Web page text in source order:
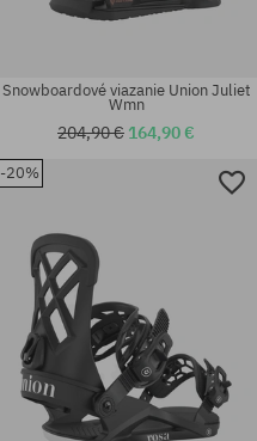
Dostupné veľkosti:
Snowboardové viazanie Union Juliet
Wmn
204,90 € 164,90 €
-20%